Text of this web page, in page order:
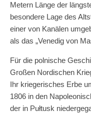
Metern Länge der
besondere Lage des
einer von Kanälen
als das „Venedig von
Für die polnische
Großen Nordischen
Ihr kriegerisches Erbe
1806 in den
der in Pułtusk